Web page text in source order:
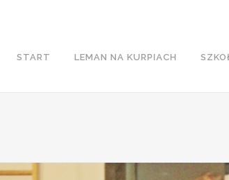
START LEMAN NA KURPIACH